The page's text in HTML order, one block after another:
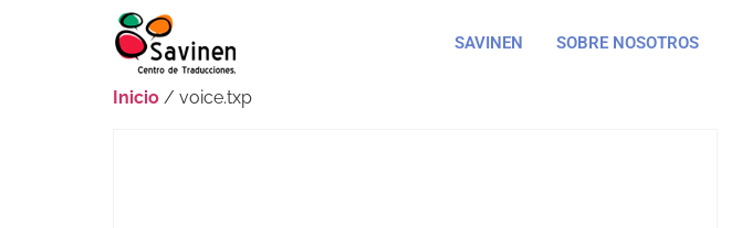
SAVINEN SOBRE NOSOTROS
Inicio / voice.txp